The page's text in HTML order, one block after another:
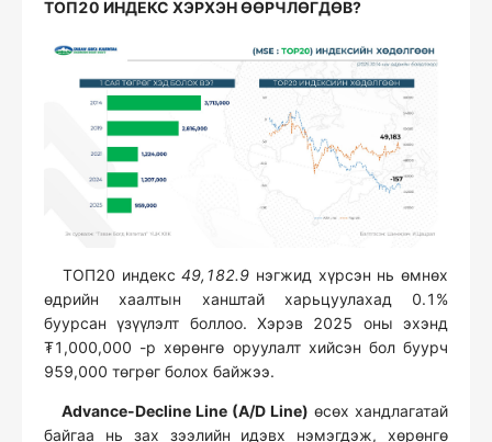
ТОП20 ИНДЕКС ХЭРХЭН ӨӨРЧЛӨГДӨВ?
TOП20 индекс 49,182.9 нэгжид хүрсэн нь өмнөх
өдрийн хаалтын ханштай харьцуулахад 0.1%
буурсан үзүүлэлт боллоо. Хэрэв 2025 оны эхэнд
₮1,000,000 -р хөрөнгө оруулалт хийсэн бол буурч
959,000 төгрөг болох байжээ.
Advance-Decline Line (A/D Line) өсөх хандлагатай
байгаа нь зах зээлийн идэвх нэмэгдэж, хөрөнгө